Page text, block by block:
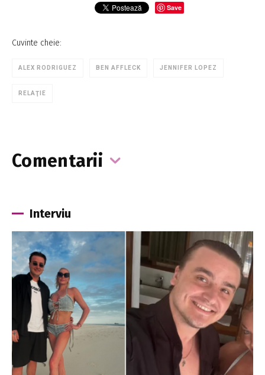
Save
Cuvinte cheie:
ALEX RODRIGUEZ BEN AFFLECK JENNIFER LOPEZ
RELAŢIE
Comentarii
Interviu